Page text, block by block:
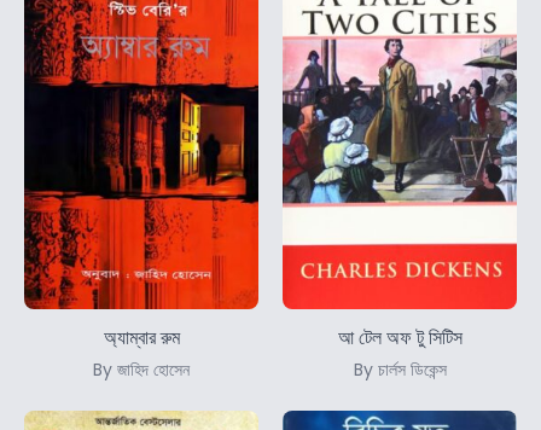
অ্যাম্বার রুম
By জাহিদ হোসেন
আ টেল অফ টু সিটিস
By চার্লস ডিকেন্স